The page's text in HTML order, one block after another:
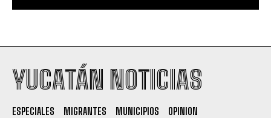
YUCATÁN NOTICIAS
ESPECIALES MIGRANTES MUNICIPIOS
OPINION